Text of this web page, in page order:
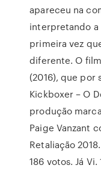
apareceu na
interpretando a
primeira vez
diferente. O
(2016), que por
Kickboxer – O
produção
Paige Vanzant
Retaliação
186 votos. Já